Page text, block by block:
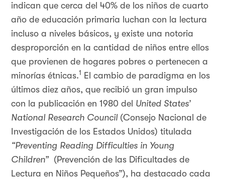
indican que cerca del 40% de los niños de cuarto
año de educación primaria luchan con la lectura
incluso a niveles básicos, y existe una notoria
desproporción en la cantidad de niños entre ellos
que provienen de hogares pobres o pertenecen a
minorías étnicas.1
El cambio de paradigma en los
últimos diez años, que recibió un gran impulso
con la publicación en 1980 del United States’
National Research Council(Consejo Nacional de
Investigación de los Estados Unidos) titulada
“Preventing Reading Difficulties in Young
Children”(Prevención de las Dificultades de
Lectura en Niños Pequeños”), ha destacado cada